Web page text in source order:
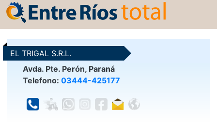
EL TRIGAL S.R.L.
Avda. Pte. Perón, Paraná
Telefono: 03444-425177